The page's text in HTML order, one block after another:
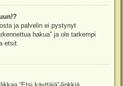
ja palvelin ei pystynyt
hakua” ja ole tarkempi
etsit.